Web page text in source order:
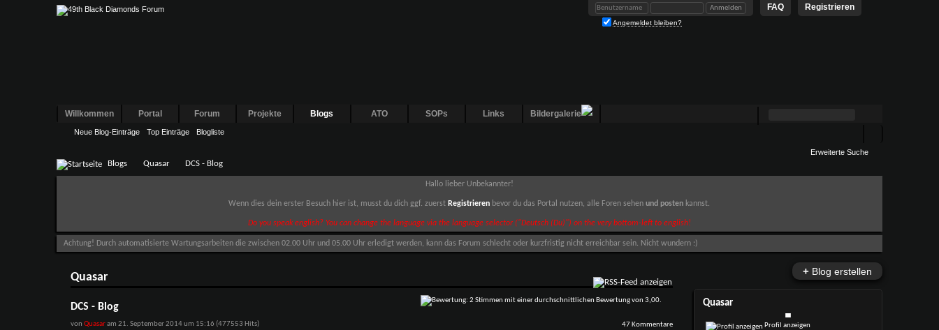
Registrieren
FAQ
Angemeldet bleiben?
Willkommen Portal Forum Projekte Blogs
Neue Blog-Einträge Top Einträge Blogliste
ATO SOPs Links Bildergalerie
Erweiterte Suche
Blogs Quasar DCS - Blog
Hallo lieber Unbekannter!
Wenn dies dein erster Besuch hier ist, musst du dich ggf. zuerst Registrieren bevor du das Portal nutzen, alle Foren sehenund posten kannst.
Do you speak english? You can change the language via the language selector ("Deutsch (Du)") on the very bottom-left to english!
Achtung! Durch automatisierte Wartungsarbeiten die zwischen 02.00 Uhr und 05.00 Uhr erledigt werden, kann das Forum schlecht oder kurzfristig nicht erreichbar sein. Nicht wundern :)
Quasar
DCS - Blog
47 Kommentare
von Quasaram 21. September 2014 um 15:16 (477553 Hits)
+ Blog erstellen
Quasar
Profil anzeigen